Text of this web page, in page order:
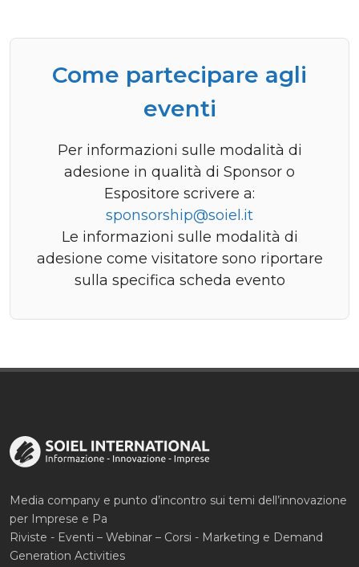
Come partecipare agli
eventi
Per informazioni sulle modalità di
adesione in qualità di Sponsor o
Espositore scrivere a:
sponsorship@soiel.it
Le informazioni sulle modalità di
adesione come visitatore sono riportare
sulla specifica scheda evento
Media company e punto d’incontro sui temi dell’innovazione
per Imprese e Pa
Riviste - Eventi – Webinar – Corsi - Marketing e Demand
Generation Activities